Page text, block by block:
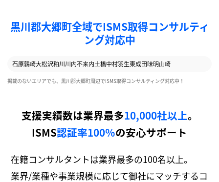
黒川郡大郷町全域でISMS取得コンサルティ
ング対応中
石原鶉崎大松沢粕川川内不来内土橋中村羽生東成田味明山崎
掲載のないエリアでも、黒川郡大郷町周辺でISMS取得コンサルティング対応中！
支援実績数は業界最多10,000社以上。
ISMS認証率100％の安心サポート
在籍コンサルタントは業界最多の100名以上。
業界/業種や事業規模に応じて御社にマッチするコ